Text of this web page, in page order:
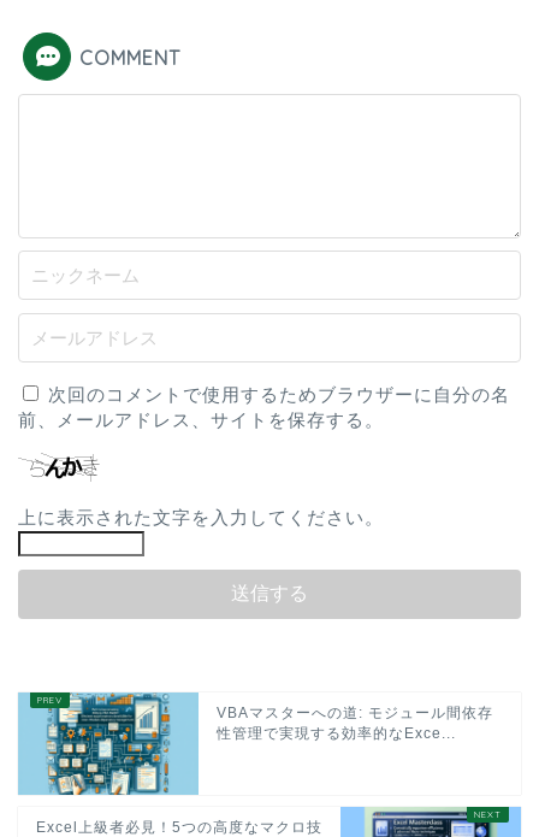
COMMENT
次回のコメントで使用するためブラウザーに自分の名
前、メールアドレス、サイトを保存する。
上に表示された文字を入力してください。
VBAマスターへの道: モジュール間依存
性管理で実現する効率的なExce...
Excel上級者必見！5つの高度なマクロ技